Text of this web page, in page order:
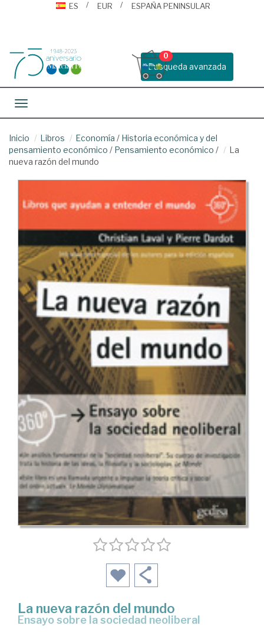
ES
EUR ESPAÑA PENINSULAR
Busqueda avanzada
0
Toggle navigation
Inicio Libros Economía / Historia económica y del
pensamiento económico / Pensamiento económico /
La
nueva razón del mundo
La nueva razón del mundo
ensayo sobre la sociedad neoliberal